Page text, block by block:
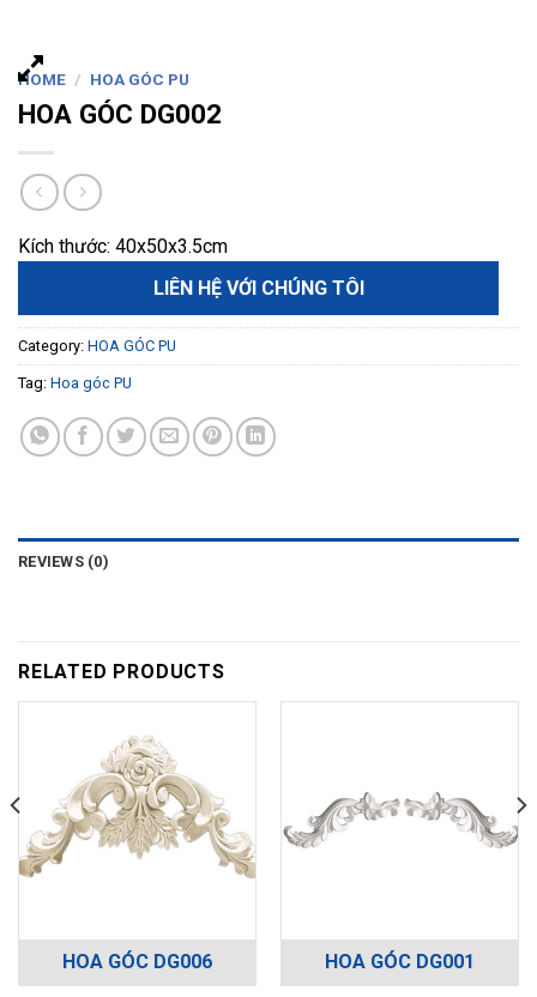
HOME / HOA GÓC PU
HOA GÓC DG002
Kích thước: 40x50x3.5cm
LIÊN HỆ VỚI CHÚNG TÔI
Category: HOA GÓC PU
Tag: Hoa góc PU
REVIEWS (0)
RELATED PRODUCTS
HOA GÓC DG006 HOA GÓC DG001